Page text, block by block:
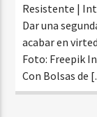
Resistente |
Dar una
acabar en
Foto: Freepik
Con Bolsas de